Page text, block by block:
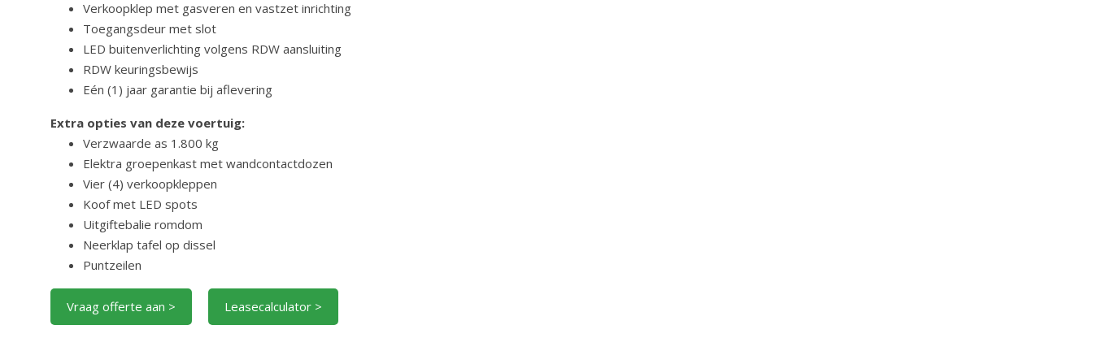
Verkoopklep met gasveren en vastzet inrichting
Toegangsdeur met slot
LED buitenverlichting volgens RDW aansluiting
RDW keuringsbewijs
Eén (1) jaar garantie bij aflevering
Extra opties van deze voertuig:
Verzwaarde as 1.800 kg
Elektra groepenkast met wandcontactdozen
Vier (4) verkoopkleppen
Koof met LED spots
Uitgiftebalie romdom
Neerklap tafel op dissel
Puntzeilen
Vraag offerte aan > Leasecalculator >